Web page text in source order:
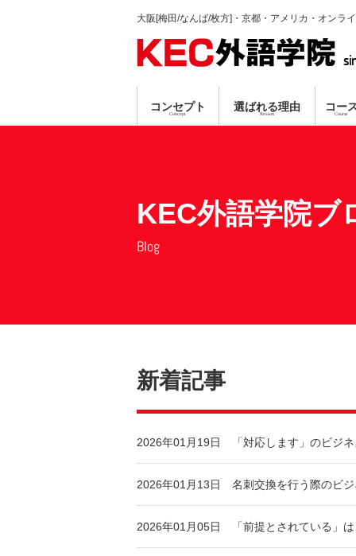
大阪[梅田/なんば/枚方]・京都・アメリカ・オンラ
コンセプト
Concept
選ばれる理由
Reason
コー
Course
KEC外語学院ブ
Blog
新着記事
2026年01月19日 「対応します」のビジ
2026年01月13日 名刺交換を行う際のビ
2026年01月05日 「前提とされている」